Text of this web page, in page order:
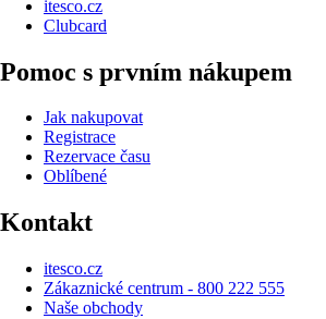
itesco.cz
Clubcard
Pomoc s prvním nákupem
Jak nakupovat
Registrace
Rezervace času
Oblíbené
Kontakt
itesco.cz
Zákaznické centrum - 800 222 555
Naše obchody